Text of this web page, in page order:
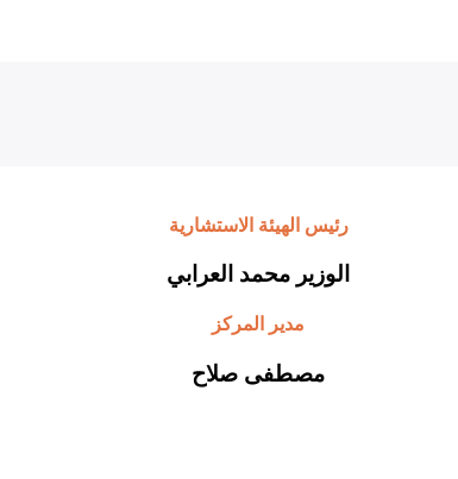
رئيس الهيئة الاستشارية
الوزير محمد العرابي
مدير المركز
مصطفى صلاح